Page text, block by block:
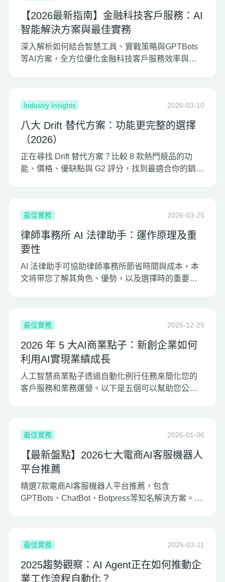
【2026最新指南】金融科技客戶服務：AI
智能解決方案與最佳實務
深入解析如何結合智慧工具、實戰策略與GPTBots
等AI方案，全方位優化金融科技客戶服務效率與用
Industry Insights 2026-03-10
八大 Drift 替代方案：功能更完整的選擇
（2026）
正在尋找 Drift 替代方案？比較 8 款熱門競品的功
能、價格、優缺點與 G2 評分，找到最適合你的銷售
最佳實務 2026-03-25
律師事務所 AI 法律助手：運作原理及重
要性
AI 法律助手可協助律師事務所節省時間與成本，本
文将带您了解其角色、優勢，以及選擇時的重要要
最佳實務 2025-12-25
2026 年 5 大AI商業點子：新創企業如何
利用AI實現業績成長
人工智慧商業點子透過自動化例行任務來簡化您的
客戶服務和業務運營。以下是五個可以幫助您公司
最佳實務 2026-01-06
【最新盤點】2026七大電商AI客服機器人
平台推薦
精選7款電商AI客服機器人平台推薦，包含
GPTBots、ChatBot、Botpress等知名解決方案。這
最佳實務 2026-03-11
2025趨勢觀察：AI Agent正在如何推動企
業工作流程自動化？